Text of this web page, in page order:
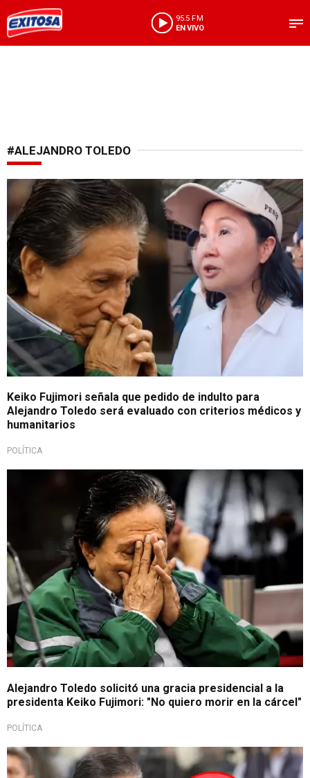
95.5 FM
EN VIVO
#ALEJANDRO TOLEDO
Debate político
Keiko Fujimori señala que pedido de indulto para
Alejandro Toledo será evaluado con criterios médicos y
humanitarios
POLÍTICA
Pide gracia presidencial
Alejandro Toledo solicitó una gracia presidencial a la
presidenta Keiko Fujimori: "No quiero morir en la cárcel"
POLÍTICA
Insiste en indulto